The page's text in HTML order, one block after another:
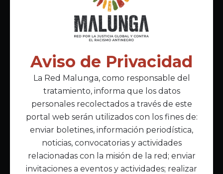
Acepto lapolítica de privacidad
Enlaces Principales
Inicio
Acerca de Malunga
Nuestra misión
Quiénes somos
Aviso de Privacidad
La Red Malunga, como responsable del
tratamiento, informa que los datos
personales recolectados a través de este
portal web serán utilizados con los fines de:
enviar boletines, información periodística,
noticias, convocatorias y actividades
relacionadas con la misión de la red; enviar
invitaciones a eventos y actividades; realizar